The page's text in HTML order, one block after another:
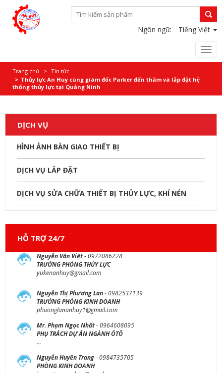
Ngôn ngữ: Tiếng Việt
Trang chủ
Tin tức
Thủy lực An Huy cùng giám đốc Parker đến thăm và lắp đặt hệ
thống thủy lực tại Quảng Ninh
DỊCH VỤ
HÌNH ẢNH BÀN GIAO THIẾT BỊ
DỊCH VỤ LẮP ĐẶT
DỊCH VỤ SỬA CHỮA THIẾT BỊ THỦY LỰC, KHÍ NÉN
HỖ TRỢ 24/7
Nguyễn Văn Việt- 0972086228
TRƯỞNG PHÒNG THỦY LỰC
yukenanhuy@gmail.com
Nguyễn Thị Phương Lan- 0982537139
TRƯỞNG PHÒNG KINH DOANH
phuonglananhuy1@gmail.com
Mr. Phạm Ngọc Nhất- 0964608095
PHỤ TRÁCH DỰ ÁN NGÀNH ÔTÔ
...
Nguyễn Huyền Trang- 0984735705
PHÒNG KINH DOANH